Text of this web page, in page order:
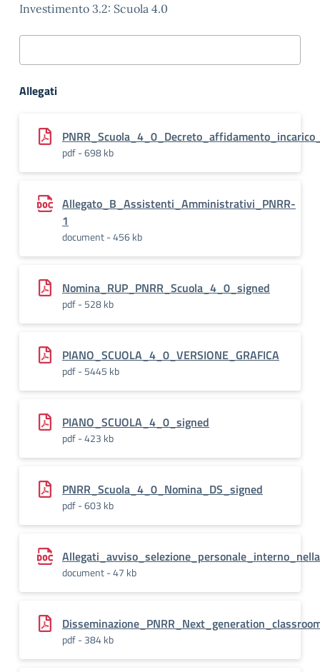
Investimento 3.2: Scuola 4.0
Allegati
pdf - 698 kb
Allegato_B_Assistenti_Amministrativi_PNRR-
1
document - 456 kb
Nomina_RUP_PNRR_Scuola_4_0_signed
pdf - 528 kb
PIANO_SCUOLA_4_0_VERSIONE_GRAFICA
pdf - 5445 kb
PIANO_SCUOLA_4_0_signed
pdf - 423 kb
PNRR_Scuola_4_0_Nomina_DS_signed
pdf - 603 kb
document - 47 kb
pdf - 384 kb